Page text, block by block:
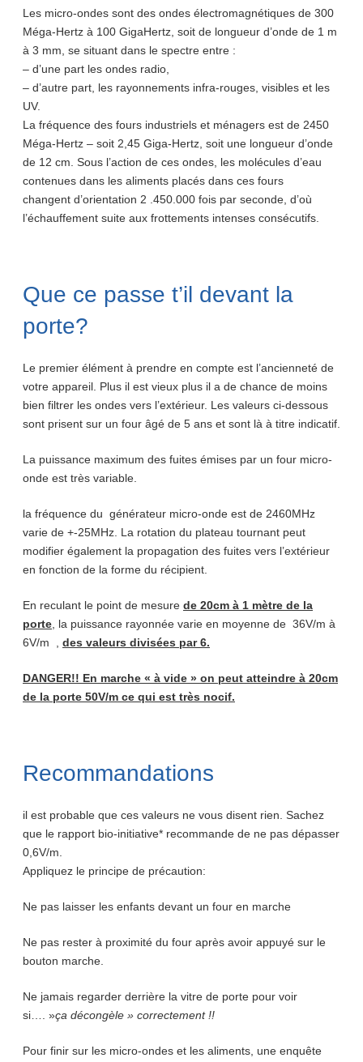
Les micro-ondes sont des ondes électromagnétiques de 300
Méga-Hertz à 100 GigaHertz, soit de longueur d’onde de 1 m
à 3 mm, se situant dans le spectre entre :
– d’une part les ondes radio,
– d’autre part, les rayonnements infra-rouges, visibles et les
UV.
La fréquence des fours industriels et ménagers est de 2450
Méga-Hertz – soit 2,45 Giga-Hertz, soit une longueur d’onde
de 12 cm. Sous l’action de ces ondes, les molécules d’eau
contenues dans les aliments placés dans ces fours
changent d’orientation 2 .450.000 fois par seconde, d’où
l’échauffement suite aux frottements intenses consécutifs.
Que ce passe t’il devant la
porte?
Le premier élément à prendre en compte est l’ancienneté de
votre appareil. Plus il est vieux plus il a de chance de moins
bien filtrer les ondes vers l’extérieur. Les valeurs ci-dessous
sont prisent sur un four âgé de 5 ans et sont là à titre indicatif.
La puissance maximum des fuites émises par un four micro-
onde est très variable.
la fréquence du générateur micro-onde est de 2460MHz
varie de +-25MHz. La rotation du plateau tournant peut
modifier également la propagation des fuites vers l’extérieur
en fonction de la forme du récipient.
En reculant le point de mesure de 20cm à 1 mètre de la
porte , la puissance rayonnée varie en moyenne de 36V/m à
6V/m , des valeurs divisées par 6.
DANGER!! En marche « à vide » on peut atteindre à 20cm
de la porte 50V/m ce qui est très nocif.
Recommandations
il est probable que ces valeurs ne vous disent rien. Sachez
que le rapport bio-initiative* recommande de ne pas dépasser
0,6V/m.
Appliquez le principe de précaution:
Ne pas laisser les enfants devant un four en marche
Ne pas rester à proximité du four après avoir appuyé sur le
bouton marche.
Ne jamais regarder derrière la vitre de porte pour voir
si…. »ça décongèle » correctement !!
Pour finir sur les micro-ondes et les aliments, une enquête